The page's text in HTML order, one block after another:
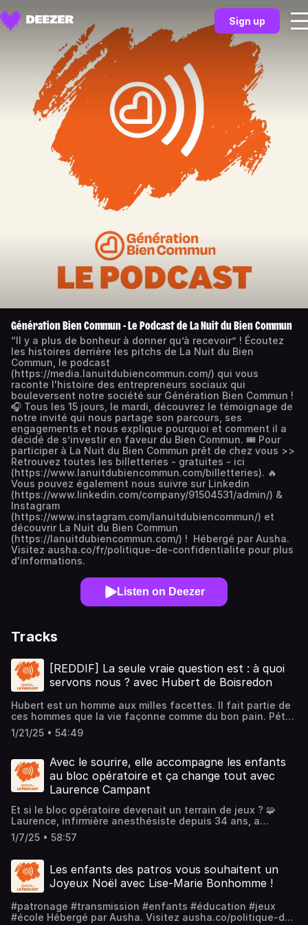
Sign up
Génération Bien Commun - Le Podcast de La Nuit du Bien Commun
“Il y a plus de bonheur à donner qu’à recevoir” ! Écoutez
les histoires derrière les pitchs de La Nuit du Bien
Commun, le podcast
(https://media.lanuitdubiencommun.com/) qui vous
raconte l'histoire des entrepreneurs sociaux qui
bouleversent notre société sur Génération Bien Commun !
🎧 Tous les 15 jours, le mardi, découvrez le témoignage de
notre invité qui nous partage son parcours, ses
engagements et nous explique pourquoi et comment il a
décidé de s’investir en faveur du Bien Commun. 🎟️ Pour
participer à La Nuit du Bien Commun prêt de chez vous >>
Retrouvez toutes les billetteries - gratuites - ici
(https://www.lanuitdubiencommun.com/billetteries). 🔥
Vous pouvez également nous suivre sur Linkedin
(https://www.linkedin.com/company/91504531/admin/) &
Instagram
(https://www.instagram.com/lanuitdubiencommun/) et
découvrir La Nuit du Bien Commun
(https://lanuitdubiencommun.com/) ! Hébergé par Ausha.
Visitez ausha.co/fr/politique-de-confidentialite pour plus
d'informations.
Listen on Deezer
Tracks
[REDDIF] La seule vraie question est : à quoi
servons nous ? avec Hubert de Boisredon
Hubert est un homme aux milles facettes. Il fait partie de
ces hommes que la vie façonne comme du bon pain. Pétri
de relation il m’a marqué dès notre première rencontre, il y
a 7 ans. Aujourd’hui, au sein d’Armor Group, il a pour
société.Ils sont déterminés à mettre leur savoir-faire
technologique au service des enjeux de la planète ! Ils
sont français, ils sont leader de leurs marchés
(l’innovation photovoltaïque). En plus de tout cela Hubert
est l’un des premiers mécènes de La Nuit du Bien Commun
! Sa confiance nous oblige.Découvrez un homme qui ose !
Il ose ses émotions, il ose dire, il ose écrire ce qui l’habite
et le guide dans sa vie quotidienne.#relation
#homme #leadership #engagementHébergé par Ausha.
Visitez ausha.co/politique-de-confidentialite pour plus
d'informations.
1/21/25 • 54:49
Avec le sourire, elle accompagne les enfants
au bloc opératoire et ça change tout avec
Laurence Campant
Et si le bloc opératoire devenait un terrain de jeux ? 🧩
Laurence, infirmière anesthésiste depuis 34 ans, a
toujours voulu chasser la peur du regard des
enfants.Entre masques parfumés au chocolat, tablettes
intervention un moment plus doux.Puis est venue la crise
du COVID, avec son lot de doutes et d’épuisement.
Laurence sent alors le besoin de donner encore plus de
hôpital.À la Nuit du Bien Commun, elle reçoit une « vague
d’amour » qui confirme : oui, la bienveillance peut changer
1/7/25 • 58:57
Les enfants des patros vous souhaitent un
Joyeux Noël avec Lise-Marie Bonhomme !
#patronage #transmission #enfants #éducation #jeux
#école Hébergé par Ausha. Visitez ausha.co/politique-de-